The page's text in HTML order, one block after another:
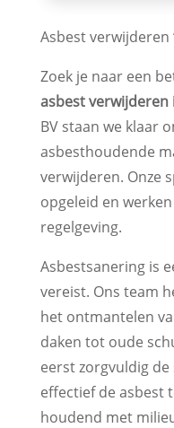
Asbest verwijderen
Zoek je naar een
asbest verwijderen
BV staan we klaar
asbesthoudende
verwijderen. Onze
opgeleid en
regelgeving.
Asbestsanering is
vereist. Ons team
het ontmantelen
daken tot oude
eerst zorgvuldig
effectief de asbest
houdend met